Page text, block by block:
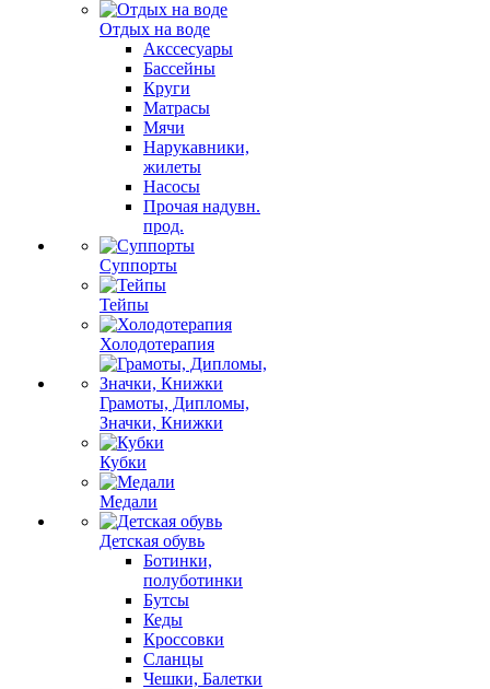
Отдых на воде
Акссесуары
Бассейны
Круги
Матрасы
Мячи
Нарукавники,
жилеты
Насосы
Прочая надувн.
прод.
Суппорты
Тейпы
Холодотерапия
Грамоты, Дипломы,
Значки, Книжки
Кубки
Медали
Детская обувь
Ботинки,
полуботинки
Бутсы
Кеды
Кроссовки
Сланцы
Чешки, Балетки